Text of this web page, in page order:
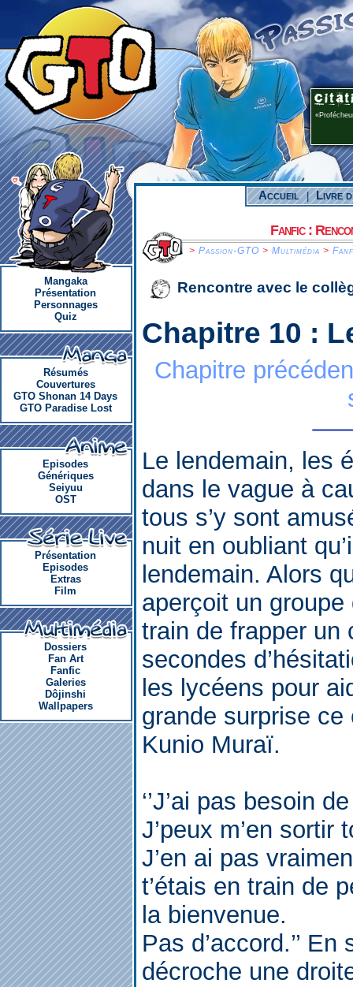
Mangaka
Présentation
Personnages
Quiz
Résumés
Couvertures
GTO Shonan 14 Days
GTO Paradise Lost
Episodes
Génériques
Seiyuu
OST
Présentation
Episodes
Extras
Film
Dossiers
Fan Art
Fanfic
Galeries
Dôjinshi
Wallpapers
Accueil | Livre
> Passion-GTO > Multimédia >
Fanfic :
Rencontre avec le
Chapitre 10 :
Chapitre
Le lendemain, les
dans le vague à
tous s’y sont
nuit en oubliant
lendemain. Alors
aperçoit un
train de frapper un
secondes
les lycéens pour
grande surprise ce
Kunio Muraï.
‘’J’ai pas besoin
J’peux m’en sortir
J’en ai pas
t’étais en train de
la bienvenue.
Pas d’accord.’’
décroche une